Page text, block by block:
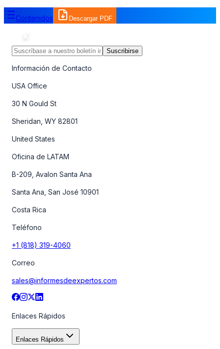
Contenidos Descargar PDF
Suscribirse
Información de Contacto
USA Office
30 N Gould St
Sheridan, WY 82801
United States
Oficina de LATAM
B-209, Avalon Santa Ana
Santa Ana, San José 10901
Costa Rica
Teléfono
+1 (818) 319-4060
Correo
sales@informesdeexpertos.com
Enlaces Rápidos
Enlaces Rápidos